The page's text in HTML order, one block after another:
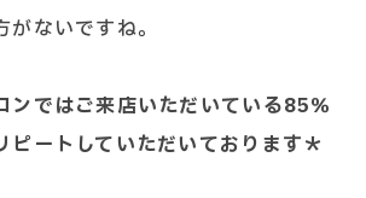
ないですね。
ンではご来店いただいている85％
ピートしていただいております＊